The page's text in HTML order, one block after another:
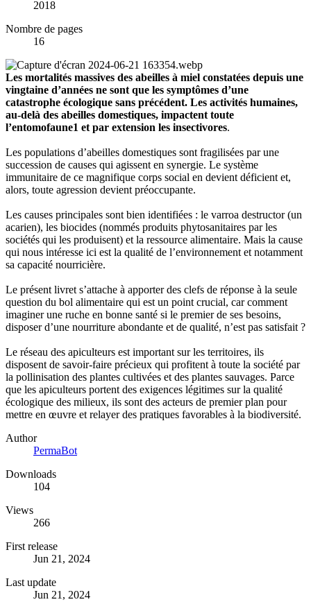
2018
Nombre de pages
16
Les mortalités massives des abeilles à miel constatées depuis une
vingtaine d’années ne sont que les symptômes d’une
catastrophe écologique sans précédent. Les activités humaines,
au-delà des abeilles domestiques, impactent toute
l’entomofaune1 et par extension les insectivores.
Les populations d’abeilles domestiques sont fragilisées par une
succession de causes qui agissent en synergie. Le système
immunitaire de ce magnifique corps social en devient déficient et,
alors, toute agression devient préoccupante.
Les causes principales sont bien identifiées : le varroa destructor (un
acarien), les biocides (nommés produits phytosanitaires par les
sociétés qui les produisent) et la ressource alimentaire. Mais la cause
qui nous intéresse ici est la qualité de l’environnement et notamment
sa capacité nourricière.
Le présent livret s’attache à apporter des clefs de réponse à la seule
question du bol alimentaire qui est un point crucial, car comment
imaginer une ruche en bonne santé si le premier de ses besoins,
disposer d’une nourriture abondante et de qualité, n’est pas satisfait ?
Le réseau des apiculteurs est important sur les territoires, ils
disposent de savoir-faire précieux qui profitent à toute la société par
la pollinisation des plantes cultivées et des plantes sauvages. Parce
que les apiculteurs portent des exigences légitimes sur la qualité
écologique des milieux, ils sont des acteurs de premier plan pour
mettre en œuvre et relayer des pratiques favorables à la biodiversité.
Author
PermaBot
Downloads
104
Views
266
First release
Jun 21, 2024
Last update
Jun 21, 2024